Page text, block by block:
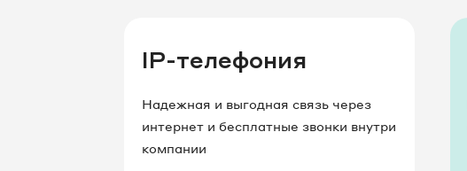
IP-телефония
Надежная и выгодная связь через
интернет и бесплатные звонки внутри
компании